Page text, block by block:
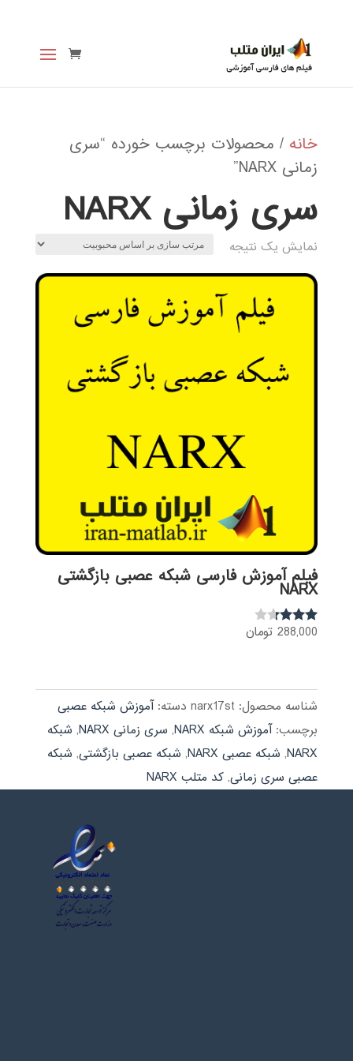
خانه / محصولات برچسب خورده “سری
زمانی NARX”
سری زمانی NARX
نمایش یک نتیجه
فیلم آموزش فارسی شبکه عصبی بازگشتی
NARX
نمره
288,000 تومان
شناسه محصول: narx17st دسته:آموزش شبکه عصبی
برچسب:آموزش شبکه NARX , سری زمانی NARX , شبکه
NARX
, شبکه عصبی NARX , شبکه عصبی بازگشتی, شبکه
عصبی سری زمانی, کد متلب NARX